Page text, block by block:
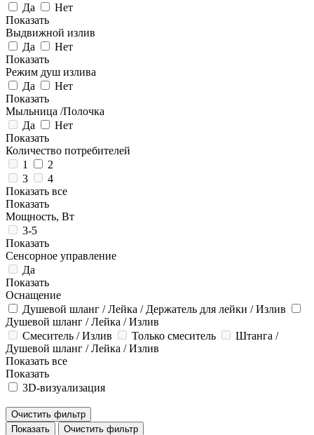
Да
Нет
Показать
Выдвижной излив
Да
Нет
Показать
Режим душ излива
Да
Нет
Показать
Мыльница /Полочка
Да
Нет
Показать
Количество потребителей
1
2
3
4
Показать все
Показать
Мощность, Вт
3-5
Показать
Сенсорное управление
Да
Показать
Оснащение
Душевой шланг / Лейка / Держатель для лейки / Излив
Душевой шланг / Лейка / Излив
Смеситель / Излив
Только смеситель
Штанга /
Душевой шланг / Лейка / Излив
Показать все
Показать
3D-визуализация
Очистить фильтр
Показать
Очистить фильтр